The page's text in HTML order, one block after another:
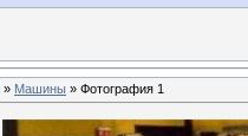
» Машины » Фотография 1